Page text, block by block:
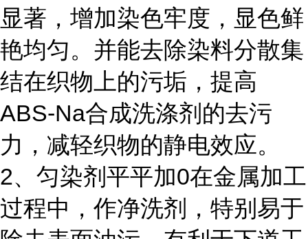
显著，增加染色牢度，显色鲜
艳均匀。并能去除染料分散集
结在织物上的污垢，提高
ABS-Na合成洗涤剂的去污
力，减轻织物的静电效应。
2、匀染剂平平加0在金属加工
过程中，作净洗剂，特别易于